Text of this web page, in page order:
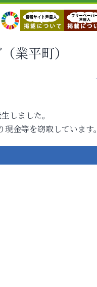
業平町）
しました。
現金等を窃取しています